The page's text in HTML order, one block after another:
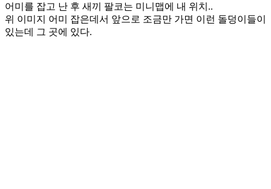
어미를 잡고 난 후 새끼 팔코는 미니맵에 내 위치..
위 이미지 어미 잡은데서 앞으로 조금만 가면 이런 돌덩이들이
있는데 그 곳에 있다.